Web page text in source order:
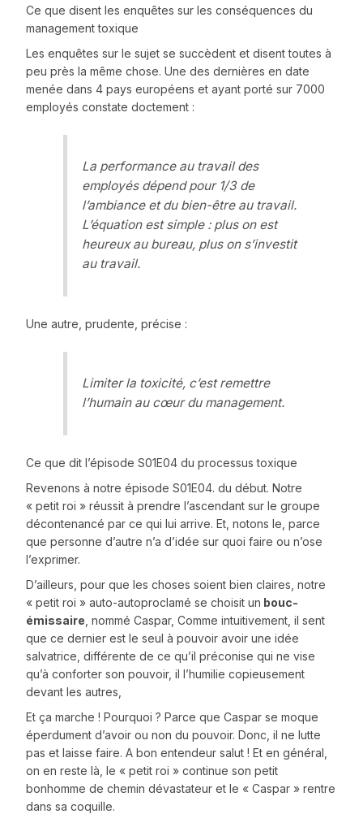
Ce que disent les enquêtes sur les conséquences du
management toxique
Les enquêtes sur le sujet se succèdent et disent toutes à
peu près la même chose. Une des dernières en date
menée dans 4 pays européens et ayant porté sur 7000
employés constate doctement :
La performance au travail des
employés dépend pour 1/3 de
l’ambiance et du bien-être au travail.
L’équation est simple : plus on est
heureux au bureau, plus on s’investit
au travail.
Une autre, prudente, précise :
Limiter la toxicité, c’est remettre
l’humain au cœur du management.
Ce que dit l’épisode S01E04 du processus toxique
Revenons à notre épisode S01E04. du début. Notre
« petit roi » réussit à prendre l’ascendant sur le groupe
décontenancé par ce qui lui arrive. Et, notons le, parce
que personne d’autre n’a d’idée sur quoi faire ou n’ose
l’exprimer.
D’ailleurs, pour que les choses soient bien claires, notre
« petit roi » auto-autoproclamé se choisit un bouc-
émissaire , nommé Caspar, Comme intuitivement, il sent
que ce dernier est le seul à pouvoir avoir une idée
salvatrice, différente de ce qu’il préconise qui ne vise
qu’à conforter son pouvoir, il l’humilie copieusement
devant les autres,
Et ça marche ! Pourquoi ? Parce que Caspar se moque
éperdument d’avoir ou non du pouvoir. Donc, il ne lutte
pas et laisse faire. A bon entendeur salut ! Et en général,
on en reste là, le « petit roi » continue son petit
bonhomme de chemin dévastateur et le « Caspar » rentre
dans sa coquille.